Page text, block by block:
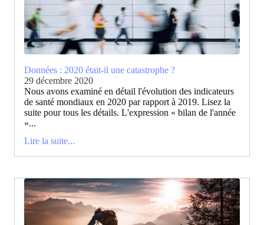
Données : 2020 était-il une catastrophe ?
29 décembre 2020
Nous avons examiné en détail l'évolution des indicateurs
de santé mondiaux en 2020 par rapport à 2019. Lisez la
suite pour tous les détails. L'expression « bilan de l'année
»...
Lire la suite...